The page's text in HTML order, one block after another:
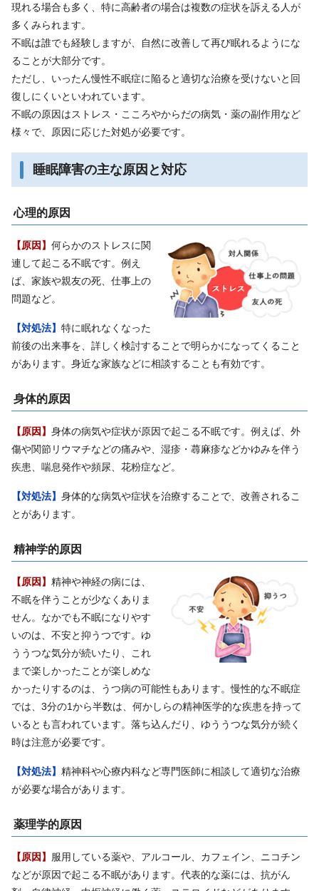
現れる場合も多く、特に高齢者の場合は複数の症状を訴える人が
多くみられます。
不眠は誰でも経験しますが、自然に改善して再び眠れるようにな
ることが大部分です。
ただし、いったん慢性不眠症に陥ると適切な治療を受けないと回
復しにくいといわれています。
不眠の原因はストレス・こころやからだの病気・薬の副作用など
様々で、原因に応じた対処が必要です。
睡眠障害の主な原因と対応
心理的原因
【原因】 何らかのストレスに関
連して起こる不眠です。例え
ば、家族や親友の死、仕事上の
問題など。
【対処法】 特に眠れなくなった
前後の出来事を、詳しく検討することで明らかになってくること
があります。身近な家族などに相談することも有効です。
身体的原因
【原因】 身体の病気や症状が原因で起こる不眠です。例えば、外
傷や関節リウマチなどの痛みや、湿疹・蕁麻疹などかゆみを伴う
疾患、喘息発作や頻尿、花粉症など。
【対処法】 身体的な病気や症状を治療することで、改善されるこ
とがあります。
精神学的原因
【原因】 精神や神経の病には、
不眠を伴うことが少なくありま
せん。なかでも不眠になりやす
いのは、不安と抑うつです。ゆ
ううつな気分が続いたり、これ
まで楽しかったことが楽しめな
かったりするのは、うつ病の可能性もあります。慢性的な不眠症
では、3分の1から半数は、何かしらの精神医学的な疾患を持って
いるとも言われています。落ち込んだり、ゆううつな気分が続く
時は注意が必要です。
【対処法】 精神科や心療内科など専門医師に相談して適切な治療
が必要な場合があります。
薬理学的原因
【原因】 服用している薬や、アルコール、カフェイン、ニコチン
などが原因で起こる不眠があります。代表的な薬には、抗がん